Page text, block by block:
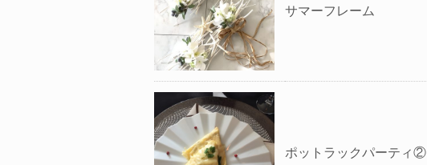
サマーフレーム
ポットラックパーティ②